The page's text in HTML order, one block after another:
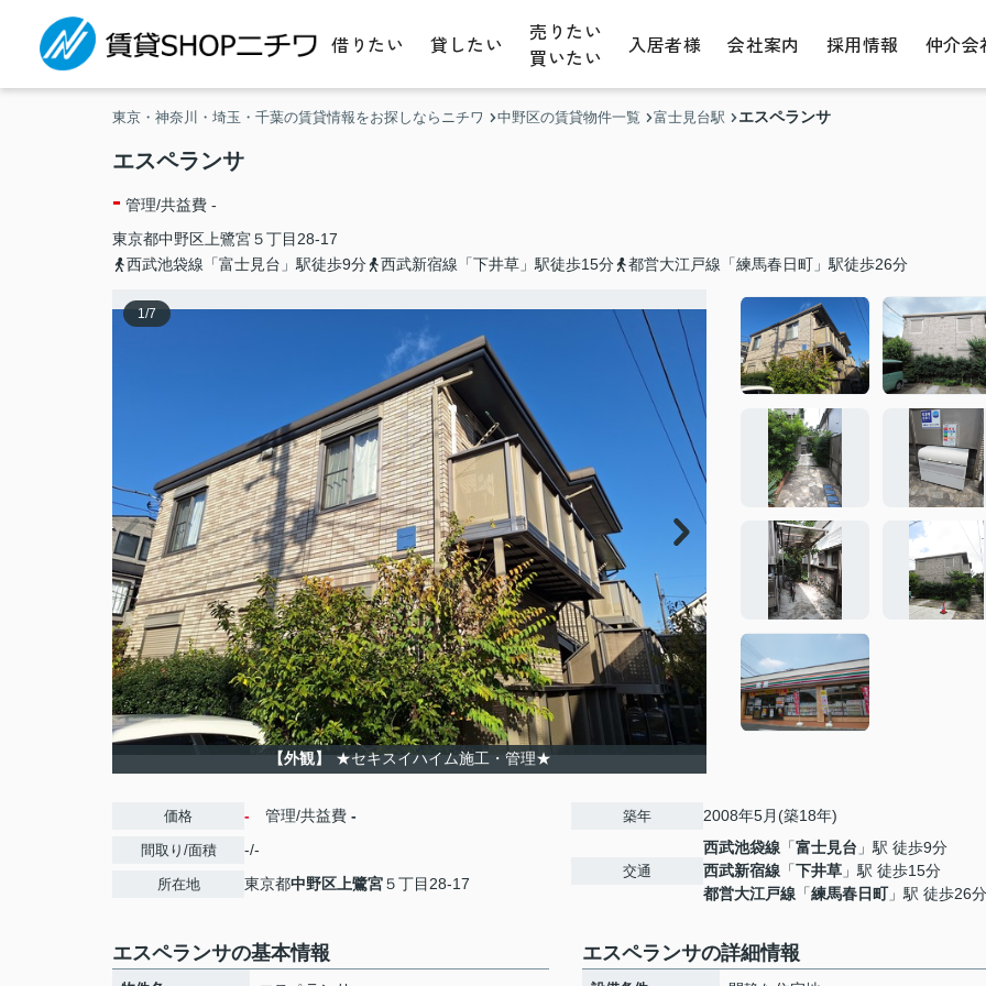
借りたい 貸したい
売りたい
買いたい
入居者様 会社案内 採用情報 仲介会
東京・神奈川・埼玉・千葉の賃貸情報をお探しならニチワ 中野区の賃貸物件一覧 富士見台駅 エスペランサ
エスペランサ
- 管理/共益費 -
東京都中野区 上鷺宮５丁目28-17
西武池袋線「富士見台」駅徒歩9分
西武新宿線「下井草」駅徒歩15分 都営大江戸線「練馬春日町」駅徒歩26分
1/7
【外観】 ★セキスイハイム施工・管理★
価格 - 管理/共益費 -
間取り/面積 -/-
所在地 東京都中野区 上鷺宮５丁目28-17
築年 2008年5月(築18年)
交通
西武池袋線 「富士見台 」駅 徒歩9分
西武新宿線 「下井草 」駅 徒歩15分
都営大江戸線 「練馬春日町」駅 徒歩26分
エスペランサの基本情報 エスペランサの詳細情報